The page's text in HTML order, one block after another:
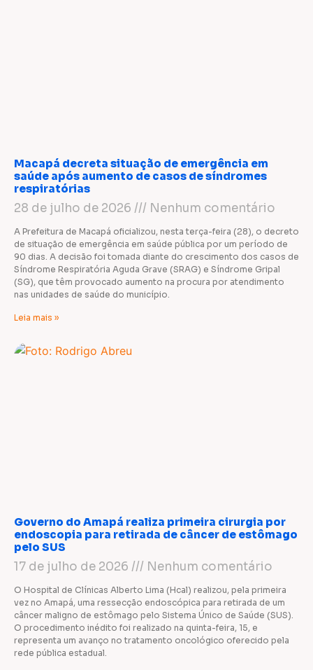
Macapá decreta situação de emergência em
saúde após aumento de casos de síndromes
respiratórias
28 de julho de 2026 Nenhum comentário
A Prefeitura de Macapá oficializou, nesta terça-feira (28), o decreto
de situação de emergência em saúde pública por um período de
90 dias. A decisão foi tomada diante do crescimento dos casos de
Síndrome Respiratória Aguda Grave (SRAG) e Síndrome Gripal
(SG), que têm provocado aumento na procura por atendimento
nas unidades de saúde do município.
Leia mais »
Governo do Amapá realiza primeira cirurgia por
endoscopia para retirada de câncer de estômago
pelo SUS
17 de julho de 2026 Nenhum comentário
O Hospital de Clínicas Alberto Lima (Hcal) realizou, pela primeira
vez no Amapá, uma ressecção endoscópica para retirada de um
câncer maligno de estômago pelo Sistema Único de Saúde (SUS).
O procedimento inédito foi realizado na quinta-feira, 15, e
representa um avanço no tratamento oncológico oferecido pela
rede pública estadual.